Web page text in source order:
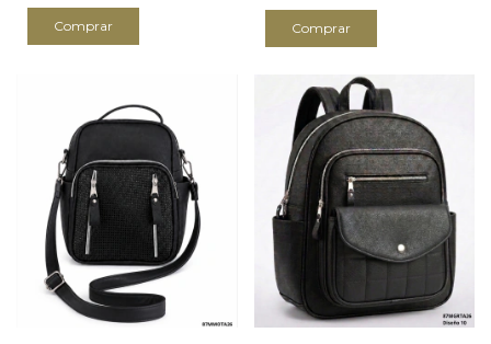
Comprar Comprar